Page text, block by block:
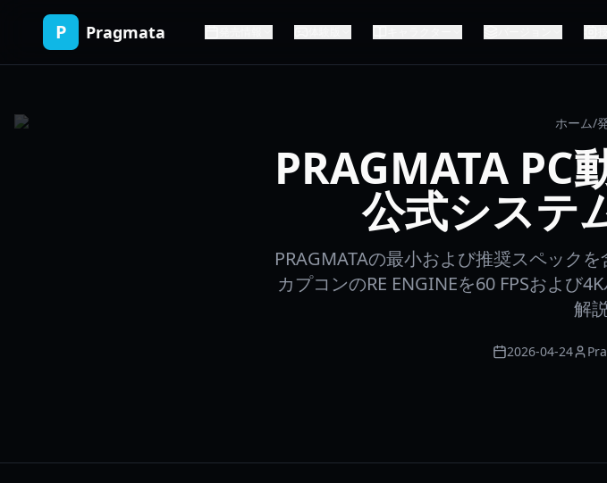
P Pragmata
ホーム/
PRAGMATA PC
公式システ
PRAGMATAの最小および推奨スペック
カプコンのRE ENGINEを60 FPSおよび
解説
2026-04-24